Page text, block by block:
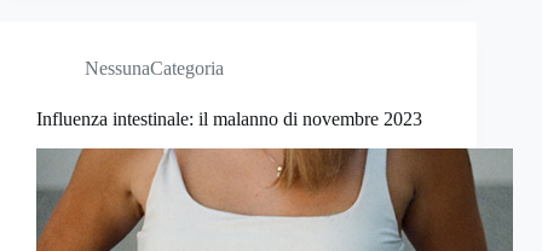
NessunaCategoria
Influenza intestinale: il malanno di novembre 2023